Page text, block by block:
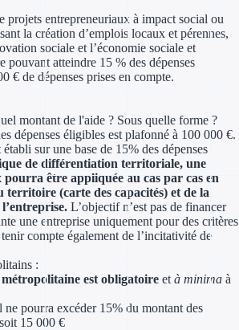
Subventions
Concours
Réduction des
Investir dans
Aides Fiscales et
Crédits &
projets entrepreneuriaux à impact social ou
la création d’emplois locaux et pérennes,
sociale et l’économie sociale et
pouvant atteindre 15 % des dépenses
€ de dépenses prises en compte.
montant de l'aide ? Sous quelle forme ?
dépenses éligibles est plafonné à 100 000 €.
sur une base de 15% des dépenses
de différentiation territoriale, une
être appliquée au cas par cas en
territoire (carte des capacités) et de la
L’objectif n’est pas de financer
une entreprise uniquement pour des critères
compte également de l’incitativité de
:
est obligatoire et à minima à
pourra excéder 15% du montant des
15 000 €